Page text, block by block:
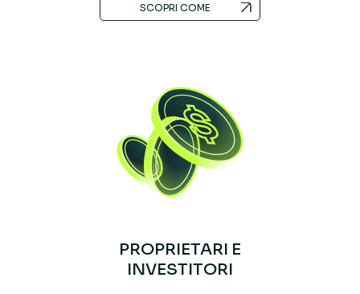
SCOPRI COME
PROPRIETARI E
INVESTITORI